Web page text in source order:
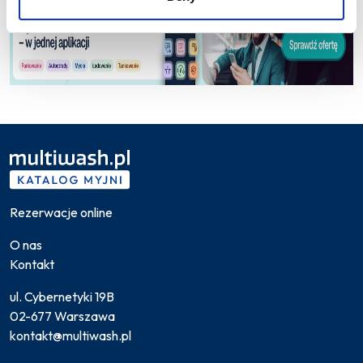
Rezerwacje online
O nas
Kontakt
ul. Cybernetyki 19B
02-677 Warszawa
kontakt@multiwash.pl